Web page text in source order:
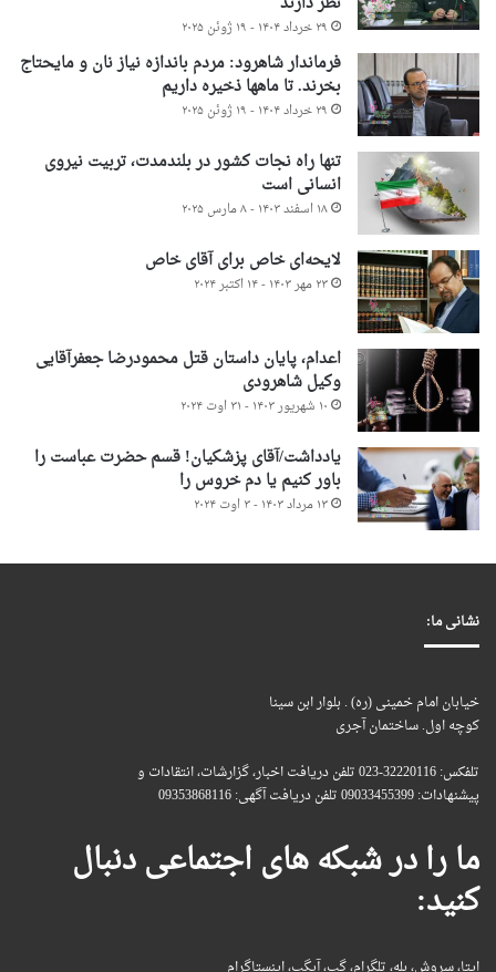
۲۹ خرداد ۱۴۰۴ - ۱۹ ژوئن ۲۰۲۵
فرماندار شاهرود: مردم باندازه نیاز نان و مایحتاج
بخرند. تا ماهها ذخیره داریم
۲۹ خرداد ۱۴۰۴ - ۱۹ ژوئن ۲۰۲۵
تنها راه نجات کشور در بلندمدت، تربیت نیروی
انسانی است
۱۸ اسفند ۱۴۰۳ - ۸ مارس ۲۰۲۵
لایحه‌ای خاص برای آقای خاص
۲۳ مهر ۱۴۰۳ - ۱۴ اکتبر ۲۰۲۴
اعدام، پایان داستان قتل محمودرضا جعفرآقایی
وکیل شاهرودی
۱۰ شهریور ۱۴۰۳ - ۳۱ اوت ۲۰۲۴
یادداشت/آقای پزشکیان! قسم حضرت عباست را
باور کنیم یا دم خروس را
۱۳ مرداد ۱۴۰۳ - ۳ اوت ۲۰۲۴
نشانی ما:
خیابان امام خمینی (ره) . بلوار ابن سینا
کوچه اول. ساختمان آجری
تلفکس: 32220116-023 تلفن دریافت اخبار، گزارشات، انتقادات و
پیشنهادات: 09033455399 تلفن دریافت آگهی: 09353868116
ما را در شبکه های اجتماعی دنبال
کنید: